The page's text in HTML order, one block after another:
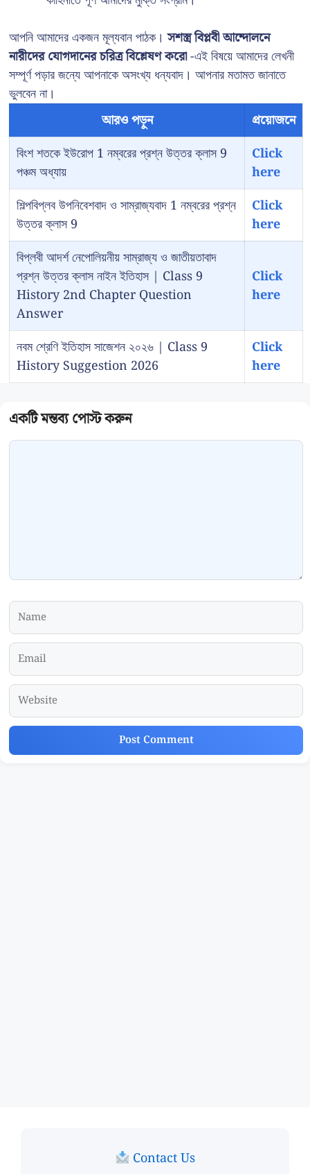
আপনি আমাদের একজন মূল্যবান পাঠক।সশস্ত্র বিপ্লবী আন্দোলনে
নারীদের যোগদানের চরিত্র বিশ্লেষণ করো-এই বিষয়ে আমাদের লেখনী
সম্পূর্ণ পড়ার জন্যে আপনাকে অসংখ্য ধন্যবাদ। আপনার মতামত জানাতে
ভুলবেন না।
আরও পড়ুন
প্রয়োজনে
বিংশ শতকে ইউরোপ 1 নম্বরের প্রশ্ন উত্তর ক্লাস 9
পঞ্চম অধ্যায়
Click
here
শিল্পবিপ্লব উপনিবেশবাদ ও সাম্রাজ্যবাদ 1 নম্বরের প্রশ্ন
উত্তর ক্লাস 9
Click
here
বিপ্লবী আদর্শ নেপোলিয়নীয় সাম্রাজ্য ও জাতীয়তাবাদ
প্রশ্ন উত্তর ক্লাস নাইন ইতিহাস | Class 9
History 2nd Chapter Question
Answer
Click
here
নবম শ্রেণি ইতিহাস সাজেশন ২০২৬ | Class 9
History Suggestion 2026
Click
here
Comment
Name
Email
Website
Contact Us